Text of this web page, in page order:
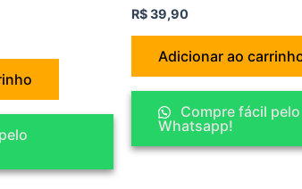
R$39,90
Adicionar ao
Compre fácil pelo
Whatsapp!